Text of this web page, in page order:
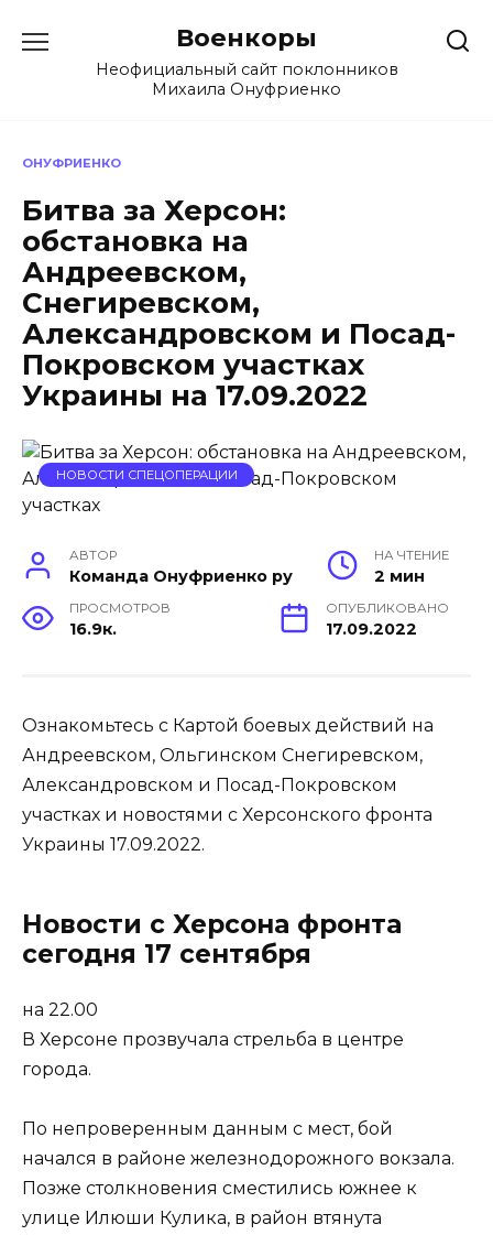
содержанию
Военкоры
Неофициальный сайт поклонников
Михаила Онуфриенко
ОНУФРИЕНКО
Битва за Херсон:
обстановка на
Андреевском,
Снегиревском,
Александровском и Посад-
Покровском участках
Украины на 17.09.2022
НОВОСТИ СПЕЦОПЕРАЦИИ
АВТОР
Команда Онуфриенко ру
НА ЧТЕНИЕ
2 мин
ПРОСМОТРОВ
16.9к.
ОПУБЛИКОВАНО
17.09.2022
Ознакомьтесь с Картой боевых действий на
Андреевском, Ольгинском Снегиревском,
Александровском и Посад-Покровском
участках и новостями с Херсонского фронта
Украины 17.09.2022.
Новости с Херсона фронта
сегодня 17 сентября
на 22.00
В Херсоне прозвучала стрельба в центре
города.
По непроверенным данным с мест, бой
начался в районе железнодорожного вокзала.
Позже столкновения сместились южнее к
улице Илюши Кулика, в район втянута